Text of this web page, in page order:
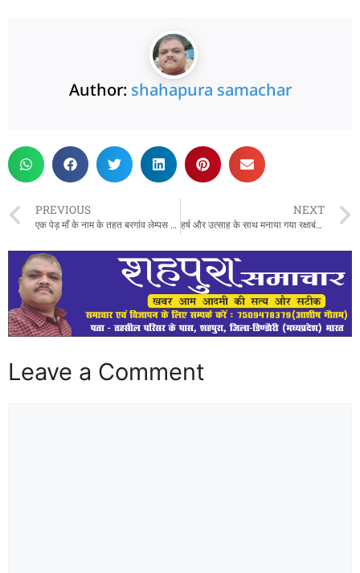
Author: shahapura samachar
PREVIOUS
एक पेड़ माँ के नाम के तहत बरगांव लेम्पस मे किया गया पौधा रोपण
NEXT
हर्ष और उत्साह के साथ मनाया गया रक्षाबंधन का पर्व, त्योहार को लेकर छोटे-छोटे बच्चों में दिखा काफी उत्साह
Leave a Comment